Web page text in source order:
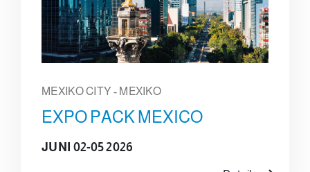
MEXIKO CITY - MEXIKO
EXPO PACK MEXICO
JUNI 02-05 2026